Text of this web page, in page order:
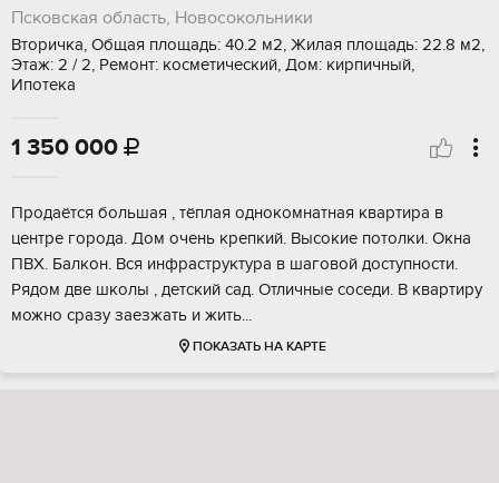
Псковская область, Новосокольники
Вторичка, Общая площадь: 40.2 м2, Жилая площадь: 22.8 м2,
Этаж: 2 / 2, Ремонт: косметический, Дом: кирпичный,
Ипотека
1 350 000 
Продаётся большая , тёплая однокомнатная квартира в
центре города. Дом очень крепкий. Высокие потолки. Окна
ПВХ. Балкон. Вся инфраструктура в шаговой доступности.
Рядом две школы , детский сад. Отличные соседи. В квартиру
можно сразу заезжать и жить...
ПОКАЗАТЬ НА КАРТЕ